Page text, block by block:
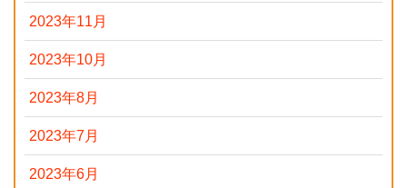
2023年11月
2023年10月
2023年8月
2023年7月
2023年6月